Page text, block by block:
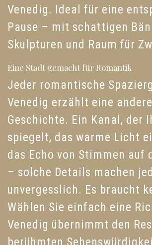
Venedig. Ideal für eine
Pause – mit schattigen
Skulpturen und Raum für
Eine Stadt gemacht für Romantik
Jeder romantische
Venedig erzählt eine andere
Geschichte. Ein Kanal, der
spiegelt, das warme Licht
das Echo von Stimmen auf
– solche Details machen
unvergesslich. Es braucht
Wählen Sie einfach eine
Venedig übernimmt den
berühmten